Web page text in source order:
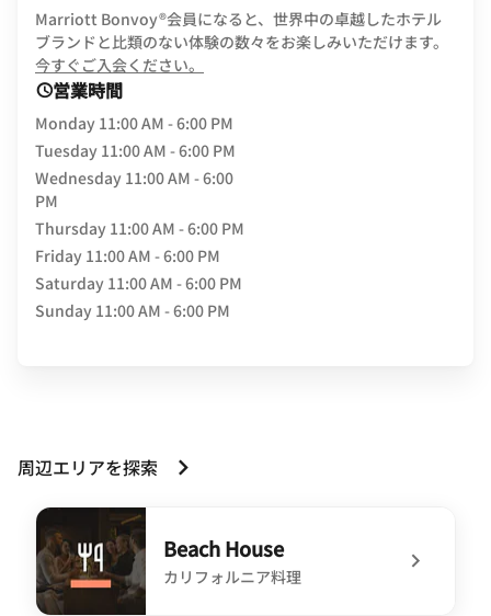
Marriott Bonvoy®会員になると、世界中の卓越したホテル
ブランドと比類のない体験の数々をお楽しみいただけます。
今すぐご入会ください。
営業時間
Monday 11:00 AM - 6:00 PM
Tuesday 11:00 AM - 6:00 PM
Wednesday 11:00 AM - 6:00
PM
Thursday 11:00 AM - 6:00 PM
Friday 11:00 AM - 6:00 PM
Saturday 11:00 AM - 6:00 PM
Sunday 11:00 AM - 6:00 PM
周辺エリアを探索
Beach House
カリフォルニア料理